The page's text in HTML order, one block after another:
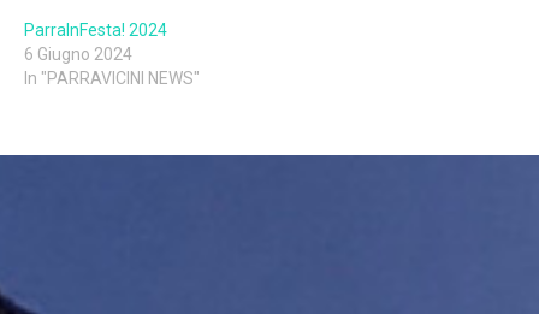
ParraInFesta! 2024
6 Giugno 2024
In "PARRAVICINI NEWS"